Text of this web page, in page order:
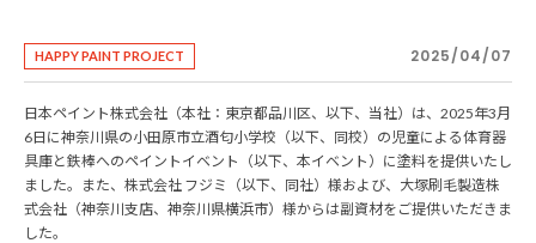
HAPPY PAINT PROJECT 2025/04/07
日本ペイント株式会社（本社：東京都品川区、以下、当社）は、2025年3月
6日に神奈川県の小田原市立酒匂小学校（以下、同校）の児童による体育器
具庫と鉄棒へのペイントイベント（以下、本イベント）に塗料を提供いたし
ました。また、株式会社 フジミ（以下、同社）様および、大塚刷毛製造株
式会社（神奈川支店、神奈川県横浜市）様からは副資材をご提供いただきま
した。